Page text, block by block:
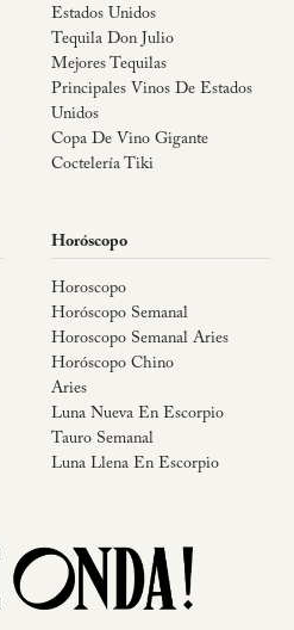
Estados Unidos
Tequila Don Julio
Mejores Tequilas
Principales Vinos De Estados
Unidos
Copa De Vino Gigante
Coctelería Tiki
Horóscopo
Horoscopo
Horóscopo Semanal
Horoscopo Semanal Aries
Horóscopo Chino
Aries
Luna Nueva En Escorpio
Tauro Semanal
Luna Llena En Escorpio